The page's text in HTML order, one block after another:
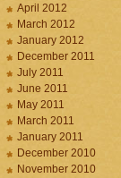
April 2012
March 2012
January 2012
December 2011
July 2011
June 2011
May 2011
March 2011
January 2011
December 2010
November 2010